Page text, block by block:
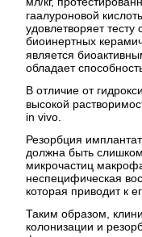
гаалуроновой
удовлетворяет
биоинертных
является
обладает
В отличие от
высокой
in vivo.
Резорбция
должна быть
микрочастиц
неспецифическая
которая приводит к
Таким образом,
колонизации и